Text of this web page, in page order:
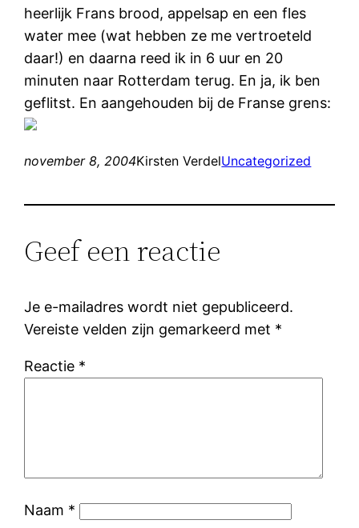
heerlijk Frans brood, appelsap en een fles
water mee (wat hebben ze me vertroeteld
daar!) en daarna reed ik in 6 uur en 20
minuten naar Rotterdam terug. En ja, ik ben
geflitst. En aangehouden bij de Franse grens:
november 8, 2004Kirsten VerdelUncategorized
Geef een reactie
Je e-mailadres wordt niet gepubliceerd.
Vereiste velden zijn gemarkeerd met *
Reactie *
Naam *